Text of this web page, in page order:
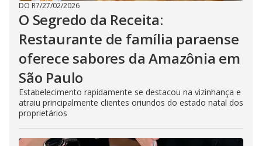
DO R7/27/02/2026
O Segredo da Receita:
Restaurante de família paraense
oferece sabores da Amazônia em
São Paulo
Estabelecimento rapidamente se destacou na vizinhança e
atraiu principalmente clientes oriundos do estado natal dos
proprietários